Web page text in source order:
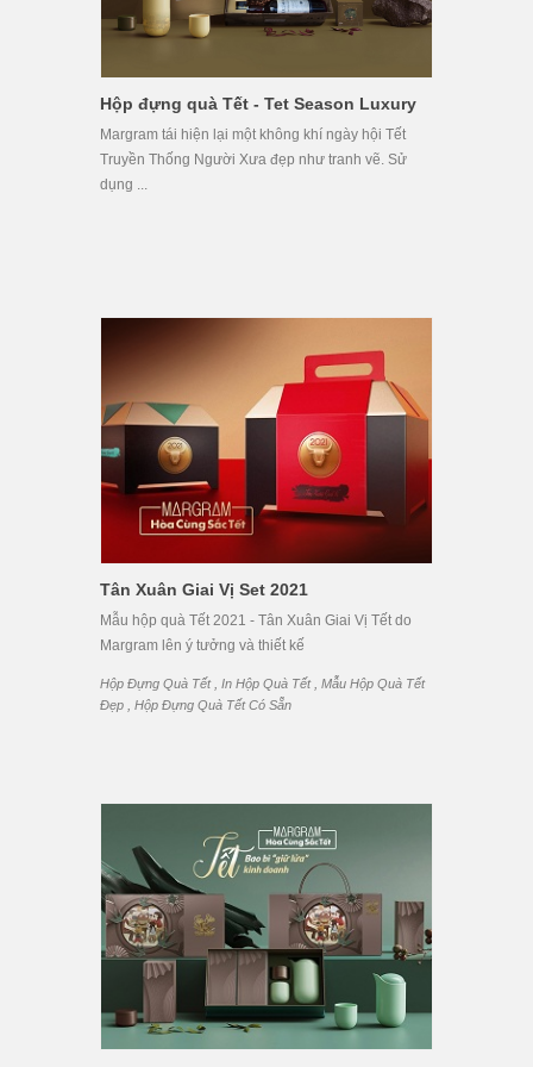
Hộp đựng quà Tết - Tet Season Luxury
Margram tái hiện lại một không khí ngày hội Tết
Truyền Thống Người Xưa đẹp như tranh vẽ. Sử
dụng ...
Tân Xuân Giai Vị Set 2021
Mẫu hộp quà Tết 2021 - Tân Xuân Giai Vị Tết do
Margram lên ý tưởng và thiết kế
Hộp Đựng Quà Tết, In Hộp Quà Tết, Mẫu Hộp Quà Tết
Đẹp , Hộp Đựng Quà Tết Có Sẵn